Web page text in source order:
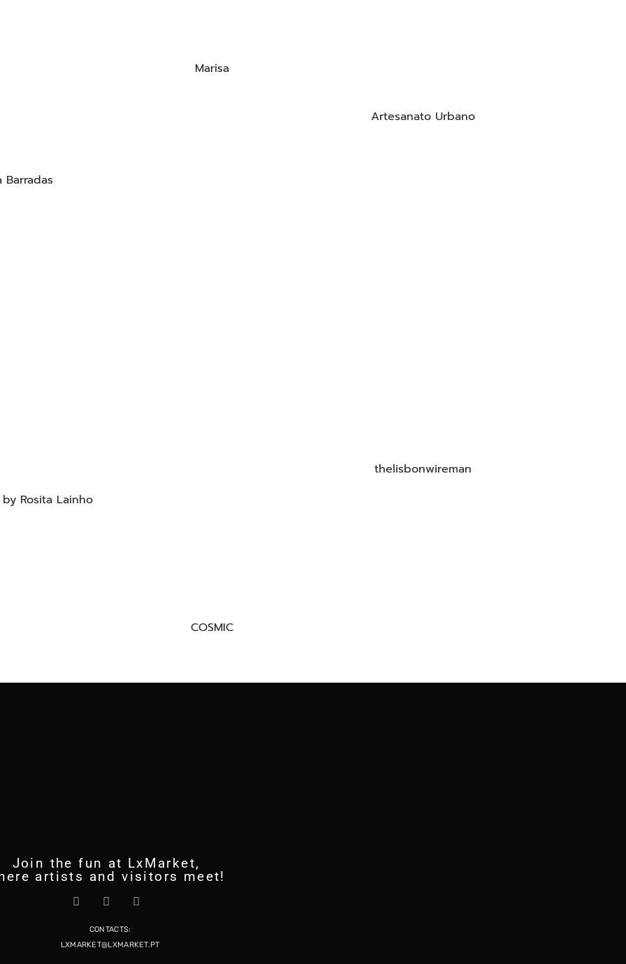
Barradas
Marisa
Artesanato Urbano
Rosita Lainho
COSMIC
thelisbonwireman
Join the fun at LxMarket,
artists and visitors meet!
CONTACTS:
LXMARKET@LXMARKET.PT